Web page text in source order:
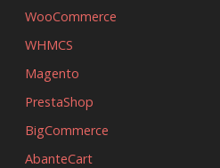
WooCommerce
WHMCS
Magento
PrestaShop
BigCommerce
AbanteCart